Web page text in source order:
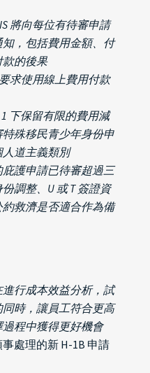
將向每位有待審申請
，包括費用金額、付
的後果
要求使用線上費用付款
1 下保留有限的費用減
殊移民青少年身份申
道主義類別
庇護申請已待審超過三
調整、U 或 T 簽證資
救濟是否適合作為備
進行成本效益分析，試
時，讓員工符合更高
程中獲得更好機會
處理的新 H-1B 申請